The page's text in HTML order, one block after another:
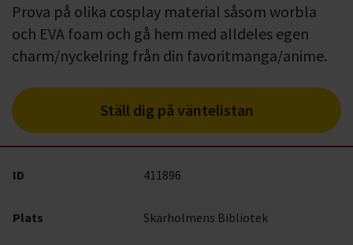
Prova på olika cosplay material såsom worbla
och EVA foam och gå hem med alldeles egen
charm/nyckelring från din favoritmanga/anime.
Ställ dig på väntelistan
ID 411896
Plats Skärholmens Bibliotek